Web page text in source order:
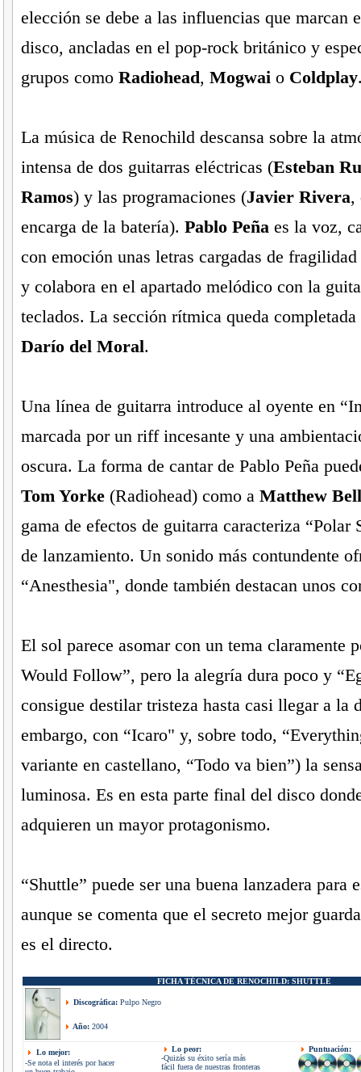
elección se debe a las influencias que marcan
disco, ancladas en el pop-rock británico y
grupos como Radiohead, Mogwaio Coldplay
La música de Renochild descansa sobre la
intensa de dos guitarras eléctricas (Esteban
Ramos) y las programaciones (Javier Rivera,
encarga de la batería). Pablo Peñaes la voz,
con emoción unas letras cargadas de
y colabora en el apartado melódico con la
teclados. La sección rítmica queda
Darío del Moral.
Una línea de guitarra introduce al oyente en
marcada por un riff incesante y una
oscura. La forma de cantar de Pablo Peña
Tom Yorke(Radiohead) como a Matthew
gama de efectos de guitarra caracteriza “Polar
de lanzamiento. Un sonido más contundente
“Anesthesia", donde también destacan unos
El sol parece asomar con un tema claramente
Would Follow”, pero la alegría dura poco y
consigue destilar tristeza hasta casi llegar a la
embargo, con “Icaro" y, sobre todo,
variante en castellano, “Todo va bien”) la
luminosa. Es en esta parte final del disco
adquieren un mayor protagonismo.
“Shuttle” puede ser una buena lanzadera para
aunque se comenta que el secreto mejor
es el directo.
FICHA TÉCNICA DE RENOCHILD:SHUTTLE
Discográfica:Pulpo Negro
Año: 2004
Lo mejor:
-Se nota el interés por hacer
Lo peor:
-Quizás su éxito sería más
fácil fuera de nuestras fronteras
Puntuación: